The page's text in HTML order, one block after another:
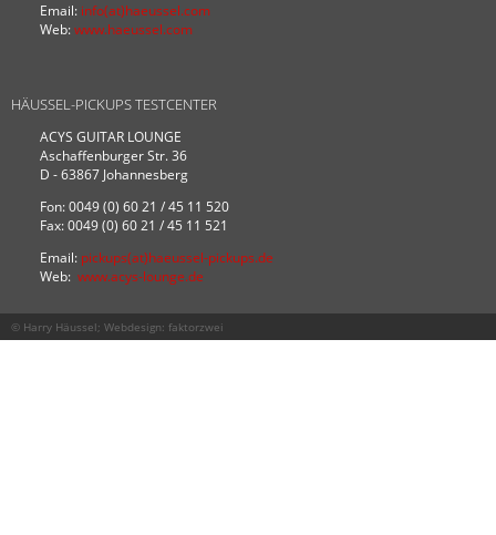
Email: info(at)haeussel.com
Web:www.haeussel.com
HÄUSSEL-PICKUPS TESTCENTER
ACYS GUITAR LOUNGE
Aschaffenburger Str. 36
D - 63867 Johannesberg
Fon: 0049 (0) 60 21 / 45 11 520
Fax: 0049 (0) 60 21 / 45 11 521
Email: pickups(at)haeussel-pickups.de
Web: www.acys-lounge.de
© Harry Häussel; Webdesign: faktorzwei